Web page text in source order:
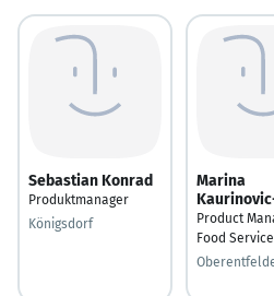
Sebastian Konrad
Produktmanager
Königsdorf
Marina
Product
Food Service